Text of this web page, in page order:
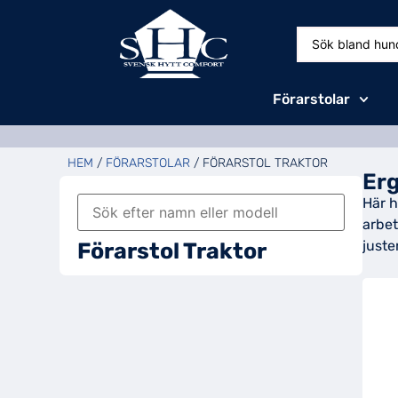
Förarstolar
HEM / FÖRARSTOLAR / FÖRARSTOL TRAKTOR
Här
Förarstol Traktor